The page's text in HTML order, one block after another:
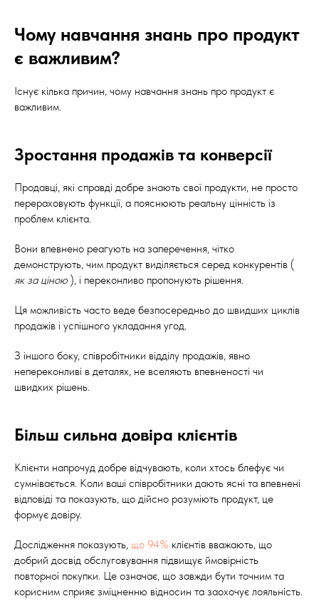
Чому навчання знань про продукт
є важливим?
Існує кілька причин, чому навчання знань про продукт є
важливим.
Зростання продажів та конверсії
Продавці, які справді добре знають свої продукти, не просто
перераховують функції, а пояснюють реальну цінність із
проблем клієнта.
Вони впевнено реагують на заперечення, чітко
демонструють, чим продукт виділяється серед конкурентів (
як за ціною ), і переконливо пропонують рішення.
Ця можливість часто веде безпосередньо до швидших циклів
продажів і успішного укладання угод.
З іншого боку, співробітники відділу продажів, явно
непереконливі в деталях, не вселяють впевненості чи
швидких рішень.
Більш сильна довіра клієнтів
Клієнти напрочуд добре відчувають, коли хтось блефує чи
сумнівається. Коли ваші співробітники дають ясні та впевнені
відповіді та показують, що дійсно розуміють продукт, це
формує довіру.
Дослідження показують, що 94% клієнтів вважають, що
добрий досвід обслуговування підвищує ймовірність
повторної покупки. Це означає, що завжди бути точним та
корисним сприяє зміцненню відносин та заохочує лояльність.